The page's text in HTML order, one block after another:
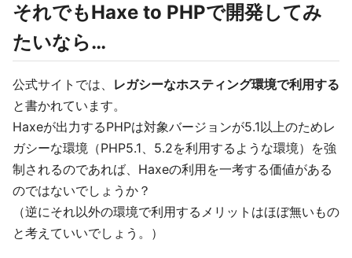
それでもHaxe to PHPで開発してみ
たいなら…
公式サイトでは、 レガシーなホスティング環境で利用する
と書かれています。
Haxeが出力するPHPは対象バージョンが5.1以上のためレ
ガシーな環境（PHP5.1、5.2を利用するような環境）を強
制されるのであれば、Haxeの利用を一考する価値がある
のではないでしょうか？
（逆にそれ以外の環境で利用するメリットはほぼ無いもの
と考えていいでしょう。）